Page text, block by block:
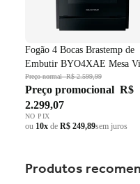
Fogão 4 Bocas Brastemp de
Embutir BYO4XAE Mesa
Grade em Ferro Fundido
Chama Preto Bivolt
Preço normalR$ 2.599,99
Preço promocional R$
2.299,07
NO PIX
ou 10x de R$ 249,89sem juros
Produtos